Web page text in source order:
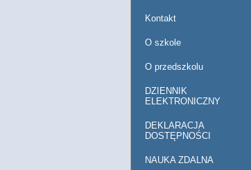
Kontakt
O szkole
O przedszkolu
DZIENNIK
ELEKTRONICZNY
DEKLARACJA
DOSTĘPNOŚCI
NAUKA ZDALNA